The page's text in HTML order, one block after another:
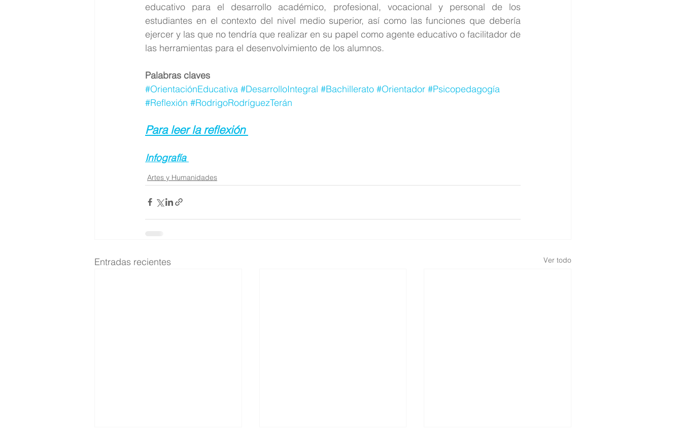
educativo para el desarrollo académico, profesional, vocacional y personal de los
estudiantes en el contexto del nivel medio superior, así como las funciones que debería
ejercer y las que no tendría que realizar en su papel como agente educativo o facilitador de
las herramientas para el desenvolvimiento de los alumnos.
Palabras claves
#OrientaciónEducativa #DesarrolloIntegral #Bachillerato #Orientador #Psicopedagogía
#Reflexión #RodrigoRodríguezTerán
Para leer la reflexión
Infografía
Artes y Humanidades
Entradas recientes Ver todo